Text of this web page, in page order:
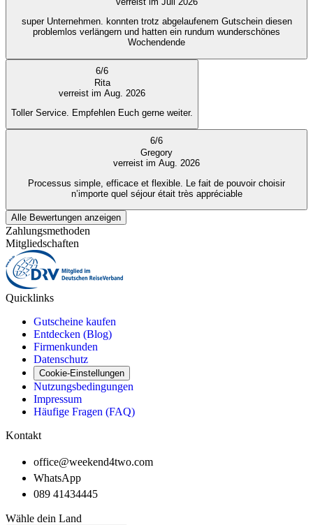
super Unternehmen. konnten trotz abgelaufenem Gutschein diesen
problemlos verlängern und hatten ein rundum wunderschönes
Wochendende
6/6
Rita
verreist im Aug. 2026
Toller Service. Empfehlen Euch gerne weiter.
6/6
Gregory
verreist im Aug. 2026
Processus simple, efficace et flexible. Le fait de pouvoir choisir
n’importe quel séjour était très appréciable
Alle Bewertungen anzeigen
Zahlungsmethoden
Mitgliedschaften
Quicklinks
Gutscheine kaufen
Entdecken (Blog)
Firmenkunden
Datenschutz
Cookie-Einstellungen
Nutzungsbedingungen
Impressum
Häufige Fragen (FAQ)
Kontakt
office@weekend4two.com
WhatsApp
089 41434445
Wähle dein Land